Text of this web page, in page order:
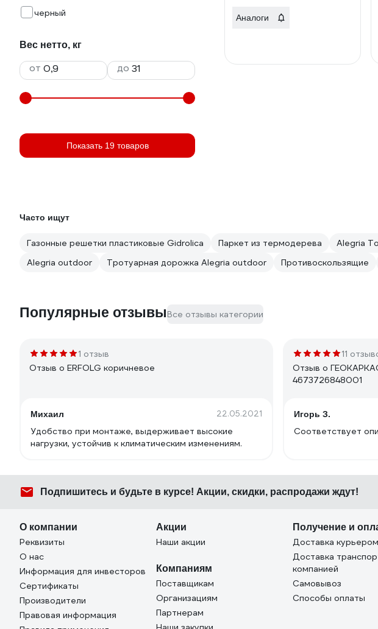
черный
Вес нетто, кг
от до
Показать 19 товаров
Аналоги
Часто ищут
Газонные решетки пластиковые Gidrolica Паркет из термодерева Alegria
Alegria outdoor
Тротуарная дорожка Alegria outdoor Противоскользящие
Популярные отзывыВсе отзывы категории
1 отзыв
Отзыв о ERFOLG коричневое
Михаил 22.05.2021
Удобство при монтаже, выдерживает высокие
нагрузки, устойчив к климатическим изменениям.
11
Отзыв о
4673726848001
Игорь З.
Соответствует
Подпишитесь и будьте в курсе! Акции, скидки, распродажи ждут!
О компании
Реквизиты
О нас
Информация для инвесторов
Сертификаты
Производители
Правовая информация
Акции
Наши акции
Компаниям
Поставщикам
Организациям
Партнерам
Получение и
Доставка курьером
Доставка
компанией
Самовывоз
Способы оплаты